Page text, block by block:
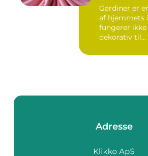
Gardiner er
af hjemmets
fungerer
dekorativ til...
Adresse